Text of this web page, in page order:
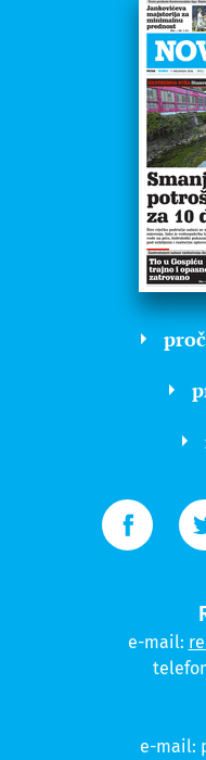
e-mail:
e-mail: